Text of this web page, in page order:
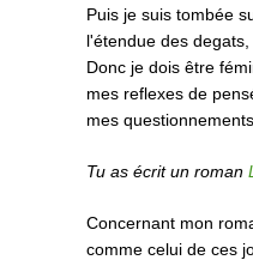
Puis je suis tombée
l'étendue des
Donc je dois être
mes reflexes de
mes
Tu as écrit un roman
Concernant mon
comme celui de ces